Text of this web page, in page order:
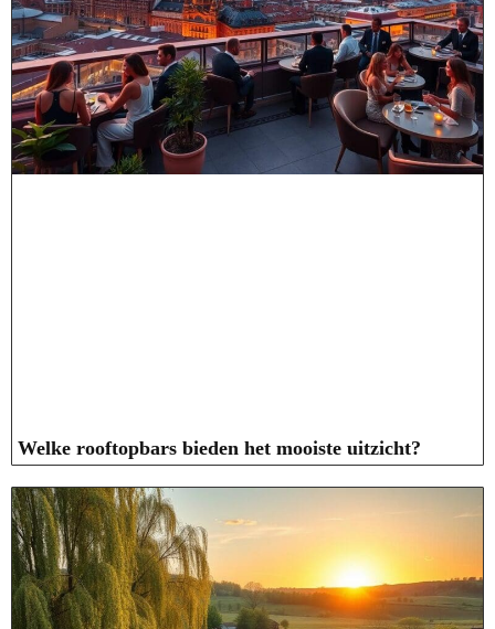
Welke rooftopbars bieden het mooiste uitzicht?